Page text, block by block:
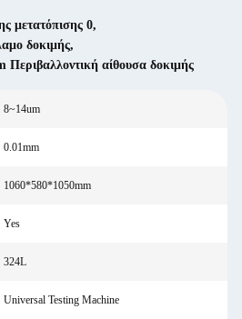
μετατόπισης 0,
δοκιμής,
αίθουσα δοκιμής
8~14um
0.01mm
1060*580*1050mm
Yes
324L
Universal Testing Machine